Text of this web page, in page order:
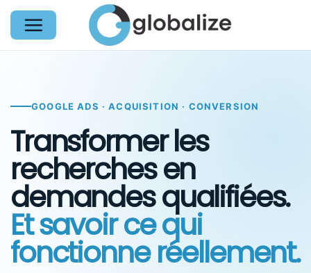
Passer
contenu
GOOGLE ADS · ACQUISITION · CONVERSION
Transformer les
recherches en
demandes qualifiées.
Et savoir ce qui
fonctionne réellement.